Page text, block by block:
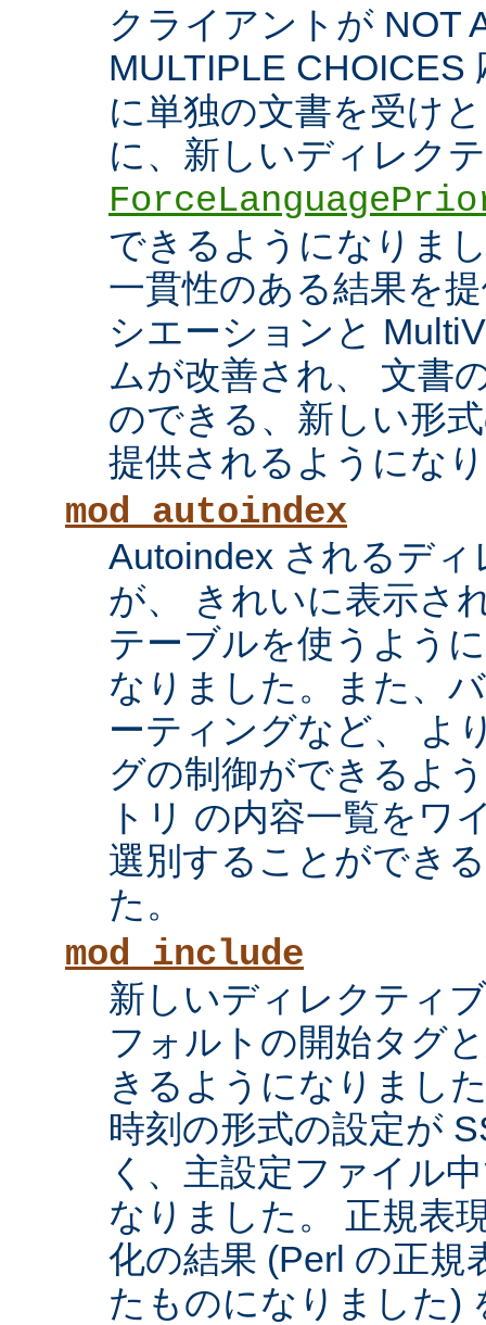
クライアントが NOT
MULTIPLE CHOICES
に単独の文書を受け
に、新しいディレク
できるようになりま
一貫性のある結果を
シエーションと
ムが改善され、 文書
のできる、新しい形
提供されるようにな
mod_autoindex
Autoindex されるデ
が、 きれいに表示さ
テーブルを使うよう
なりました。また、
ーティングなど、 よ
グの制御ができるよ
トリ の内容一覧をワ
選別することができ
た。
mod_include
新しいディレクティ
フォルトの開始タグ
きるようになりまし
時刻の形式の設定が
く、主設定ファイル
なりました。 正規表
化の結果 (Perl の正規
たものになりました)